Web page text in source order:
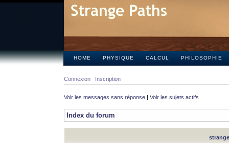
HOME PHYSIQUE CALCUL PHILOSOPHIE
Connexion Inscription
Voir les messages sans réponse | Voir les sujets actifs
Index du forum